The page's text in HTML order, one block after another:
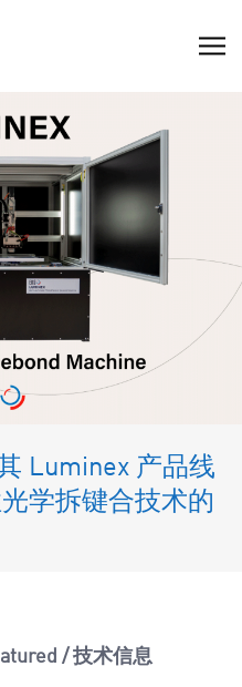
C
v
e
n
a
Luminex 产品线
学拆键合技术的
/技术信息